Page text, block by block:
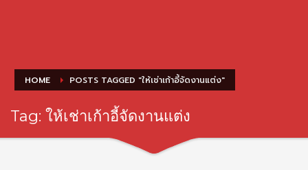
HOME POSTS TAGGED "ให้เช่าเก้าอี้จัดงานแต่ง"
Tag: ให้เช่าเก้าอี้จัดงานแต่ง